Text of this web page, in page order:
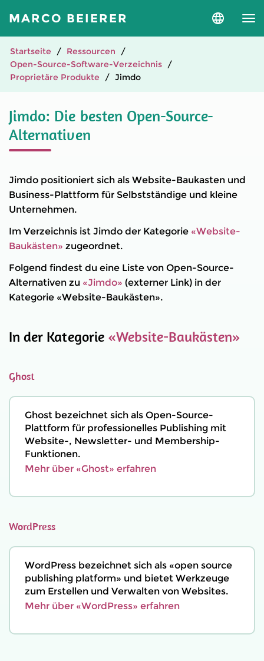
MARCO BEIERER
Sprache
Startseite
Ressourcen
Open-Source-Software-Verzeichnis
Proprietäre Produkte
Jimdo
Jimdo: Die besten Open-Source-
Alternativen
Jimdo positioniert sich als Website-Baukasten und
Business-Plattform für Selbstständige und kleine
Unternehmen.
Im Verzeichnis ist Jimdo der Kategorie «Website-
Baukästen» zugeordnet.
Folgend findest du eine Liste von Open-Source-
Alternativen zu «Jimdo» (externer Link) in der
Kategorie «Website-Baukästen».
In der Kategorie «Website-Baukästen»
Ghost
Ghost bezeichnet sich als Open-Source-
Plattform für professionelles Publishing mit
Website-, Newsletter- und Membership-
Funktionen.
Mehr über «Ghost» erfahren
WordPress
WordPress bezeichnet sich als «open source
publishing platform» und bietet Werkzeuge
zum Erstellen und Verwalten von Websites.
Mehr über «WordPress» erfahren